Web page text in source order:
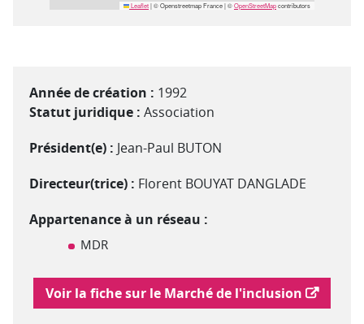
Leaflet|© Openstreetmap France | ©OpenStreetMapcontributors
Année de création : 1992
Statut juridique : Association
Président(e) : Jean-Paul BUTON
Directeur(trice) : Florent BOUYAT DANGLADE
Appartenance à un réseau :
MDR
Lien vers le marché de l'inclusion
Voir la fiche sur le Marché de l'inclusion